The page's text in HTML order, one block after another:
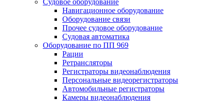
Судовое оборудование
Навигационное оборудование
Оборудование связи
Прочее судовое оборудование
Судовая автоматика
Оборудование по ПП 969
Рации
Ретрансляторы
Регистраторы видеонаблюдения
Персональные видеорегистраторы
Автомобильные регистраторы
Камеры видеонаблюдения